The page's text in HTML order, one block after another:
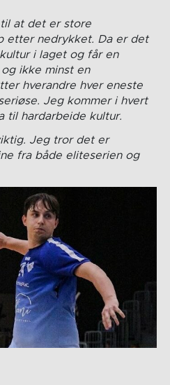
at det er store
etter nedrykket. Da er det
i laget og får en
ikke minst en
hverandre hver eneste
Jeg kommer i hvert
til hardarbeide kultur.
Jeg tror det er
fra både eliteserien og